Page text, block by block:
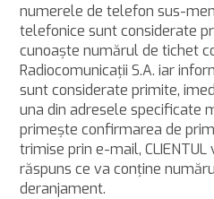
numerele de telefon sus-
telefonice sunt considerate
cunoaşte numărul de tichet
Radiocomunicaţii S.A. iar
sunt considerate primite,
una din adresele specificate
primeşte confirmarea de
trimise prin e-mail,
răspuns ce va conţine
deranjament.